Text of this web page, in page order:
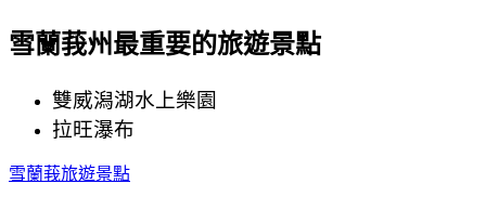
雪蘭莪州最重要的旅遊景點
雙威潟湖水上樂園
拉旺瀑布
雪蘭莪旅遊景點